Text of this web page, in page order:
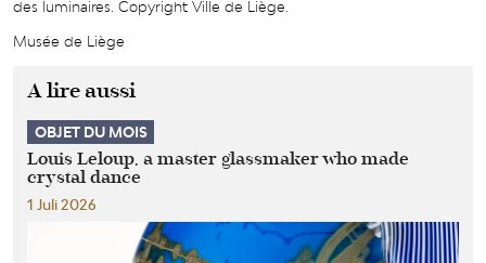
des luminaires. Copyright Ville de Liège.
Musée de Liège
A lire aussi
OBJET DU MOIS
Louis Leloup, a master glassmaker who made
crystal dance
1 Juli 2026